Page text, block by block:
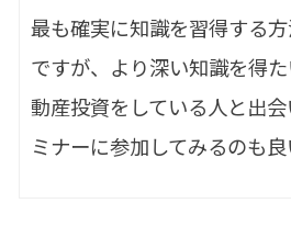
最も確実に知識を習得する
ですが、より深い知識を得
動産投資をしている人と出
ミナーに参加してみるのも良